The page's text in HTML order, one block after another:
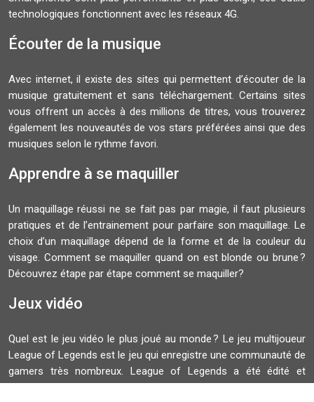
technologiques fonctionnent avec les réseaux 4G.
Écouter de la musique
Avec internet, il existe des sites qui permettent d’écouter de la
musique gratuitement et sans téléchargement. Certains sites
vous offrent un accès à des millions de titres, vous trouverez
également les nouveautés de vos stars préférées ainsi que des
musiques selon le rythme favori.
Apprendre à se maquiller
Un maquillage réussi ne se fait pas par magie, il faut plusieurs
pratiques et de l’entrainement pour parfaire son maquillage. Le
choix d’un maquillage dépend de la forme et de la couleur du
visage. Comment se maquiller quand on est blonde ou brune ?
Découvrez étape par étape comment se maquiller?
Jeux vidéo
Quel est le jeu vidéo le plus joué au monde ? Le jeu multijoueur
League of Legends est le jeu qui enregistre une communauté de
gamers très nombreux. League of Legends a été édité et
développé par Riot Games. La finale du Championnat du monde